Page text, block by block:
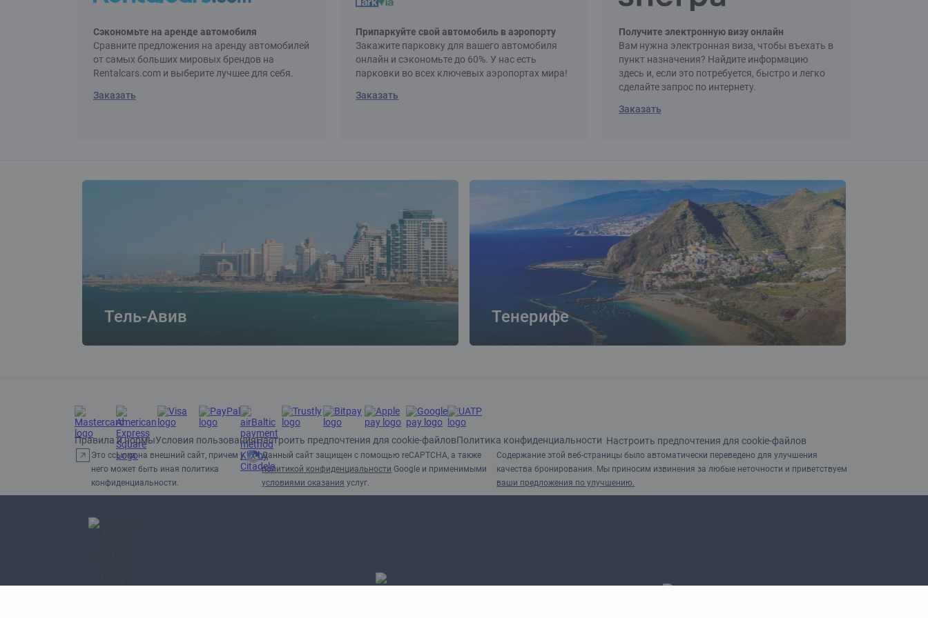
Сэкономьте на аренде автомобиля
Сравните предложения на аренду автомобилей
от самых больших мировых брендов на
Rentalcars.com и выберите лучшее для себя.
Заказать
Припаркуйте свой автомобиль в аэропорту
Закажите парковку для вашего автомобиля
онлайн и сэкономьте до 60%. У нас есть
парковки во всех ключевых аэропортах мира!
Заказать
Получите электронную визу онлайн
Вам нужна электронная виза, чтобы въехать в
пункт назначения? Найдите информацию
здесь и, если это потребуется, быстро и легко
сделайте запрос по интернету.
Заказать
Тель-Авив Тенерифе
Правила и нормыУсловия пользованияНастроить предпочтения для cookie-файловПолитика конфиденциальности Настроить предпочтения для cookie-файлов
Это ссылка на внешний сайт, причем у
него может быть иная политика
конфиденциальности.
Данный сайт защищен с помощью reCAPTCHA, а также
политикой конфиденциальности Google и применимыми
условиями оказания услуг.
Содержание этой веб-страницы было автоматически переведено для улучшения
качества бронирования. Мы приносим извинения за любые неточности и приветствуем
ваши предложения по улучшению.